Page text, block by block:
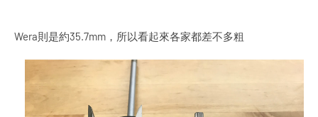
Wera則是約35.7mm，所以看起來各家都差不多粗